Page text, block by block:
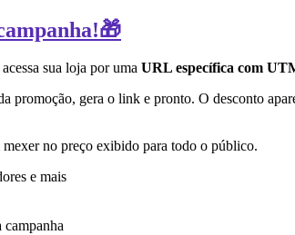
sua loja por uma URL específica com
promoção, gera o link e pronto. O desconto
no preço exibido para todo o público.
e mais
campanha